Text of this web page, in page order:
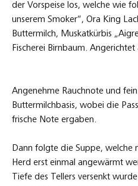
der Vorspeise los, welche wie
unserem Smoker“, Ora King
Buttermilch, Muskatkürbis
Fischerei Birnbaum. Angerichtet
Angenehme Rauchnote und
Buttermilchbasis, wobei die
frische Note ergaben.
Dann folgte die Suppe, welche
Herd erst einmal angewärmt
Tiefe des Tellers versenkt